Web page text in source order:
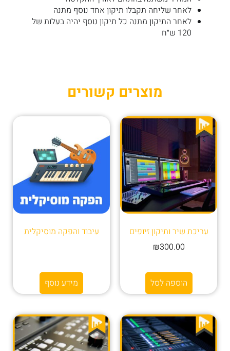
לאחר שליחה תקבלו תיקון אחד נוסף מתנה
לאחר התיקון מתנה כל תיקון נוסף יהיה בעלות של
120 ש״ח
מוצרים קשורים
עריכת שיר ותיקון זיופים
₪300.00
הוספה לסל
עיבוד והפקה מוסיקלית
מידע נוסף